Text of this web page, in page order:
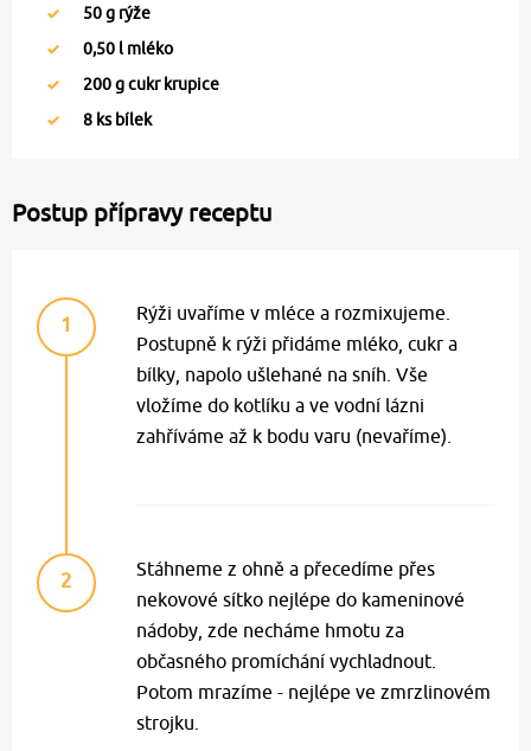
50g rýže
0,50 l mléko
200g cukr krupice
8 ks bílek
Postup přípravy receptu
1
Rýži uvaříme v mléce a rozmixujeme.
Postupně k rýži přidáme mléko, cukr a
bílky, napolo ušlehané na sníh. Vše
vložíme do kotlíku a ve vodní lázni
zahříváme až k bodu varu (nevaříme).
2
Stáhneme z ohně a přecedíme přes
nekovové sítko nejlépe do kameninové
nádoby, zde necháme hmotu za
občasného promíchání vychladnout.
Potom mrazíme - nejlépe ve zmrzlinovém
strojku.